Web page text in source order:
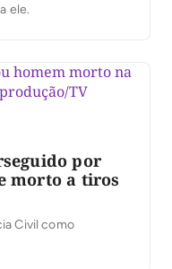
ele.
por
morto a tiros
Civil como